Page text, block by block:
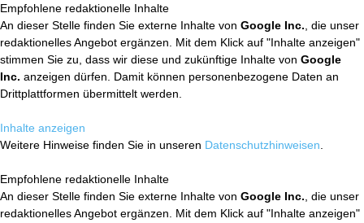
Empfohlene redaktionelle Inhalte
An dieser Stelle finden Sie externe Inhalte von Google Inc. , die unser
redaktionelles Angebot ergänzen. Mit dem Klick auf "Inhalte anzeigen"
stimmen Sie zu, dass wir diese und zukünftige Inhalte von Google
Inc. anzeigen dürfen. Damit können personenbezogene Daten an
Drittplattformen übermittelt werden.
Inhalte anzeigen
Weitere Hinweise finden Sie in unseren Datenschutzhinweisen
Empfohlene redaktionelle Inhalte
An dieser Stelle finden Sie externe Inhalte von Google Inc. , die unser
redaktionelles Angebot ergänzen. Mit dem Klick auf "Inhalte anzeigen"